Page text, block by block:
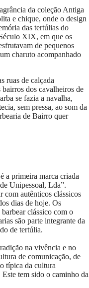
da coleção Antiga
e chique, onde o design
das tertúlias do
XIX, em que os
de pequenos
charuto acompanhado
ruas de calçada
bairros dos cavalheiros de
se fazia a navalha,
sem pressa, ao som da
de Bairro quer
primeira marca criada
Unipessoal, Lda”.
com autênticos clássicos
dias de hoje. Os
clássico com o
são parte integrante da
de tertúlia.
na vivência e no
de comunicação, de
típica da cultura
tem sido o caminho da